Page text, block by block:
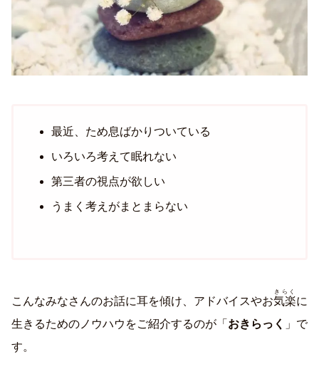
最近、ため息ばかりついている
いろいろ考えて眠れない
第三者の視点が欲しい
うまく考えがまとまらない
こんなみなさんのお話に耳を傾け、アドバイスやお気楽
きらく
に
生きるためのノウハウをご紹介するのが「 おきらっく 」で
す。